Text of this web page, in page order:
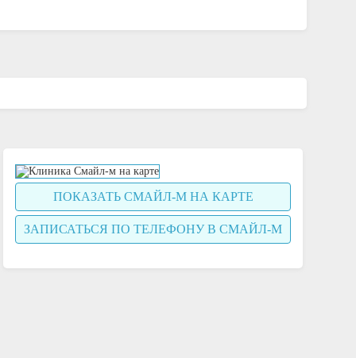
ПОКАЗАТЬ СМАЙЛ-М НА КАРТЕ
ЗАПИСАТЬСЯ ПО ТЕЛЕФОНУ В СМАЙЛ-М